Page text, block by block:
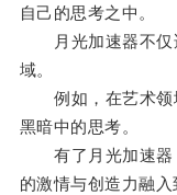
自己的思考之中。
月光加速器不仅
域。
例如，在艺术领
黑暗中的思考。
有了月光加速器
的激情与创造力融入